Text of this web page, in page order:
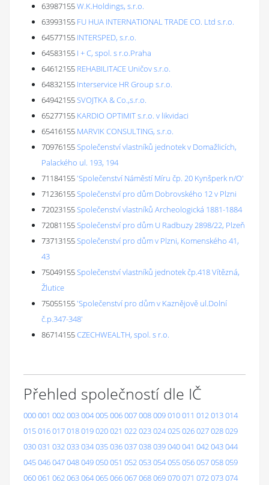
63987155W.K.Holdings, s.r.o.
63993155 FU HUA INTERNATIONAL TRADE CO. Ltd s.r.o.
64577155 INTERSPED, s.r.o.
64583155 I + C, spol. s r.o.Praha
64612155 REHABILITACE Uničov s.r.o.
64832155 Interservice HR Group s.r.o.
64942155SVOJTKA & Co.,s.r.o.
65277155 KARDIO OPTIMIT s.r.o. v likvidaci
65416155 MARVIK CONSULTING, s.r.o.
70976155Společenství vlastníků jednotek v Domažlicích,
Palackého ul. 193, 194
71184155'Společenství Náměstí Míru čp. 20 Kynšperk n/O'
71236155Společenství pro dům Dobrovského 12 v Plzni
72023155Společenství vlastníků Archeologická 1881-1884
72081155Společenství pro dům U Radbuzy 2898/22, Plzeň
73713155Společenství pro dům v Plzni, Komenského 41,
43
75049155Společenství vlastníků jednotek čp.418 Vítězná,
Žlutice
75055155'Společenství pro dům v Kaznějově ul.Dolní
č.p.347-348'
86714155CZECHWEALTH, spol. s r.o.
Přehled společností dle IČ
000001 002003004005006007008009010011 012013014
015016017018019020021 022023024025026027028029
030031 032033034035036037038039040041 042043044
045046047048049050051 052053054055056057058059
060061 062063064065066067068069070071 072073074